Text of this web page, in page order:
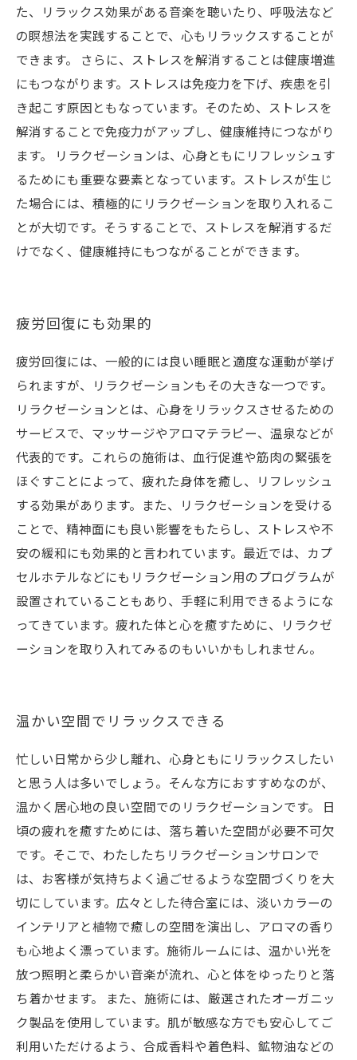
た、リラックス効果がある音楽を聴いたり、呼吸法など
の瞑想法を実践することで、心もリラックスすることが
できます。 さらに、ストレスを解消することは健康増進
にもつながります。ストレスは免疫力を下げ、疾患を引
き起こす原因ともなっています。そのため、ストレスを
解消することで免疫力がアップし、健康維持につながり
ます。 リラクゼーションは、心身ともにリフレッシュす
るためにも重要な要素となっています。ストレスが生じ
た場合には、積極的にリラクゼーションを取り入れるこ
とが大切です。そうすることで、ストレスを解消するだ
けでなく、健康維持にもつながることができます。
疲労回復にも効果的
疲労回復には、一般的には良い睡眠と適度な運動が挙げ
られますが、リラクゼーションもその大きな一つです。
リラクゼーションとは、心身をリラックスさせるための
サービスで、マッサージやアロマテラピー、温泉などが
代表的です。これらの施術は、血行促進や筋肉の緊張を
ほぐすことによって、疲れた身体を癒し、リフレッシュ
する効果があります。また、リラクゼーションを受ける
ことで、精神面にも良い影響をもたらし、ストレスや不
安の緩和にも効果的と言われています。最近では、カプ
セルホテルなどにもリラクゼーション用のプログラムが
設置されていることもあり、手軽に利用できるようにな
ってきています。疲れた体と心を癒すために、リラクゼ
ーションを取り入れてみるのもいいかもしれません。
温かい空間でリラックスできる
忙しい日常から少し離れ、心身ともにリラックスしたい
と思う人は多いでしょう。そんな方におすすめなのが、
温かく居心地の良い空間でのリラクゼーションです。 日
頃の疲れを癒すためには、落ち着いた空間が必要不可欠
です。そこで、わたしたちリラクゼーションサロンで
は、お客様が気持ちよく過ごせるような空間づくりを大
切にしています。広々とした待合室には、淡いカラーの
インテリアと植物で癒しの空間を演出し、アロマの香り
も心地よく漂っています。施術ルームには、温かい光を
放つ照明と柔らかい音楽が流れ、心と体をゆったりと落
ち着かせます。 また、施術には、厳選されたオーガニッ
ク製品を使用しています。肌が敏感な方でも安心してご
利用いただけるよう、合成香料や着色料、鉱物油などの